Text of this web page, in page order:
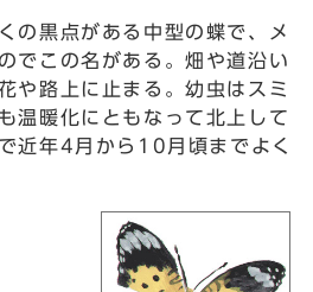
の黒点がある中型の蝶で、メ
でこの名がある。畑や道沿い
や路上に止まる。幼虫はスミ
温暖化にともなって北上して
近年4月から10月頃までよく